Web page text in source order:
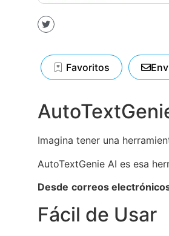
Favoritos
Imagina tener una
AutoTextGenie AI es esa
Desde correos
Fácil de Usar